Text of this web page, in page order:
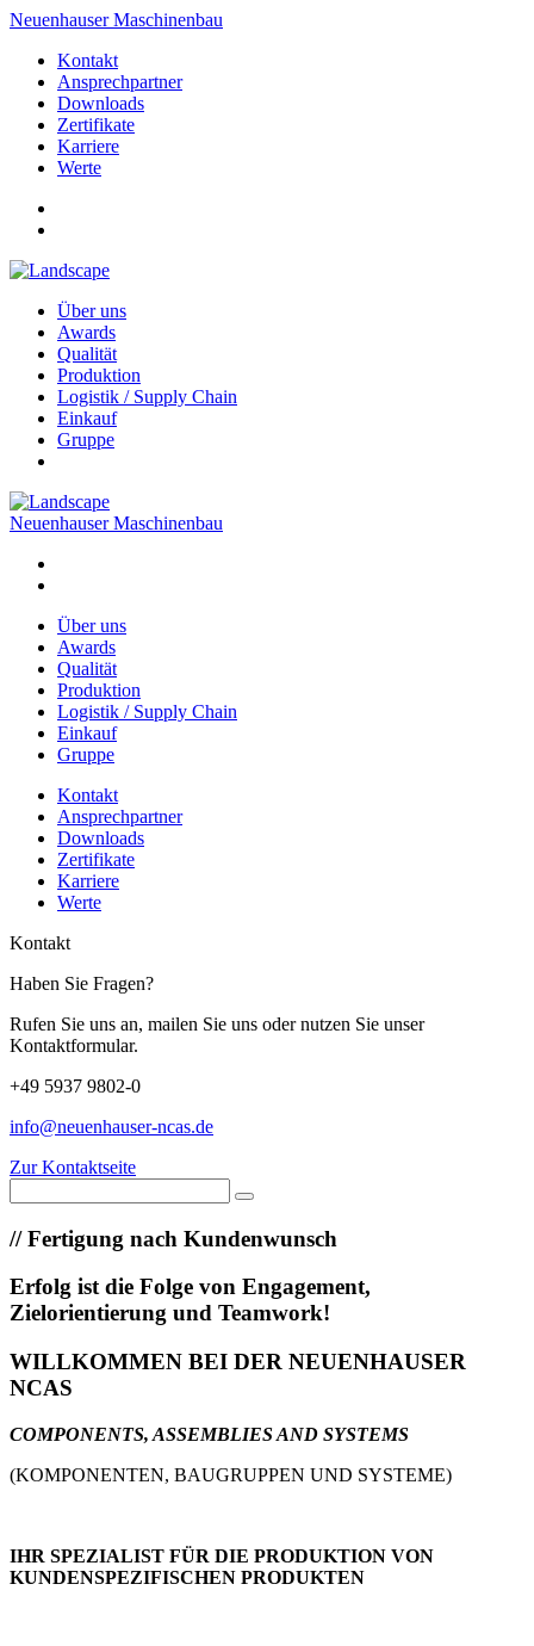
Neuenhauser Maschinenbau
Kontakt
Ansprechpartner
Downloads
Zertifikate
Karriere
Werte
Über uns
Awards
Qualität
Produktion
Logistik / Supply Chain
Einkauf
Gruppe
Neuenhauser Maschinenbau
Über uns
Awards
Qualität
Produktion
Logistik / Supply Chain
Einkauf
Gruppe
Kontakt
Ansprechpartner
Downloads
Zertifikate
Karriere
Werte
Kontakt
Haben Sie Fragen?
Rufen Sie uns an, mailen Sie uns oder nutzen Sie unser
Kontaktformular.
+49 5937 9802-0
info@neuenhauser-ncas.de
Zur Kontaktseite
//Fertigung nach Kundenwunsch
Erfolg ist die Folge von Engagement,
Zielorientierung und Teamwork!
WILLKOMMEN BEI DER NEUENHAUSER
NCAS
COMPONENTS, ASSEMBLIES AND SYSTEMS
(KOMPONENTEN, BAUGRUPPEN UND SYSTEME)
IHR SPEZIALIST FÜR DIE PRODUKTION VON
KUNDENSPEZIFISCHEN PRODUKTEN